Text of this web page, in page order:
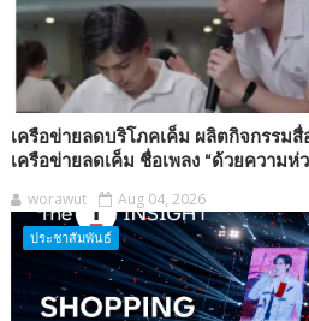
เครือข่ายลดบริโภคเค็ม ผลิตกิจกรรม
เครือข่ายลดเค็ม ชื่อเพลง “ด้วยความห่ว
worawut Aug 04, 2026
ประชาสัมพันธ์